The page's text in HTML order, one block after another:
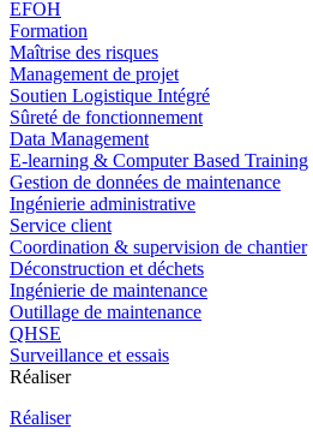
EFOH
Formation
Maîtrise des risques
Management de projet
Soutien Logistique Intégré
Sûreté de fonctionnement
Data Management
E-learning & Computer Based Training
Gestion de données de maintenance
Ingénierie administrative
Service client
Coordination & supervision de chantier
Déconstruction et déchets
Ingénierie de maintenance
Outillage de maintenance
QHSE
Surveillance et essais
Réaliser
Réaliser